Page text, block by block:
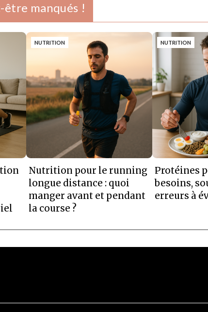
être manqués !
NUTRITION
Nutrition pour le running
longue distance : quoi
manger avant et pendant
la course ?
NUTRITION
Protéines
besoins,
erreurs à